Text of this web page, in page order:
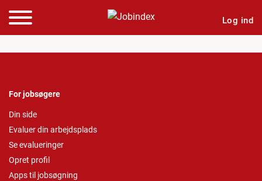
Log ind
For jobsøgere
Din side
Evaluer din arbejdsplads
Se evalueringer
Opret profil
Apps til jobsøgning